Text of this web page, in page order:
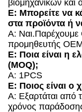
βιομηχανικών και
Ε: Μπορείτε να
στα προϊόντα ή
Α: Ναι.Παρέχουμε
προμηθευτής OEM
Ε: Ποια είναι η
(MOQ);
Α: 1PCS
Ε: Ποιος είναι
Α: Εξαρτάται από
χρόνος